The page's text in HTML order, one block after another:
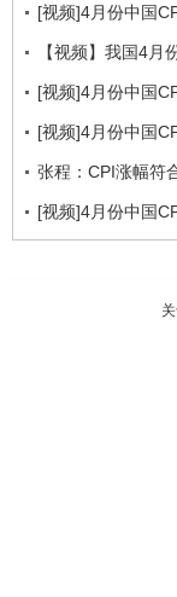
[视频]4月份中国
【视频】我国4月
[视频]4月份中国
[视频]4月份中国
张程：CPI涨幅符
[视频]4月份中国